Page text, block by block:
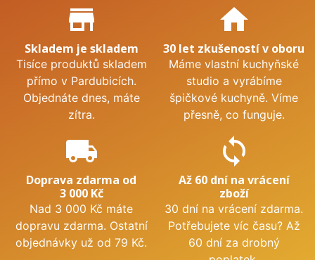
Proč nakupovat u nás?
store_mall_directory
Skladem je skladem
Tisíce produktů skladem
přímo v Pardubicích.
Objednáte dnes, máte
zítra.
home
30 let zkušeností v oboru
Máme vlastní kuchyňské
studio a vyrábíme
špičkové kuchyně. Víme
přesně, co funguje.
local_shipping
Doprava zdarma od
3 000 Kč
Nad 3 000 Kč máte
dopravu zdarma. Ostatní
objednávky už od 79 Kč.
sync
Až 60 dní na vrácení
zboží
30 dní na vrácení zdarma.
Potřebujete víc času? Až
60 dní za drobný